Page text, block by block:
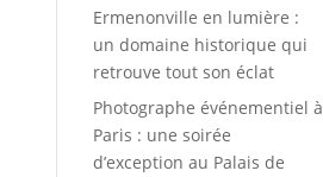
Ermenonville en lumière :
un domaine historique qui
retrouve tout son éclat
Photographe événementiel à
Paris : une soirée
d’exception au Palais de